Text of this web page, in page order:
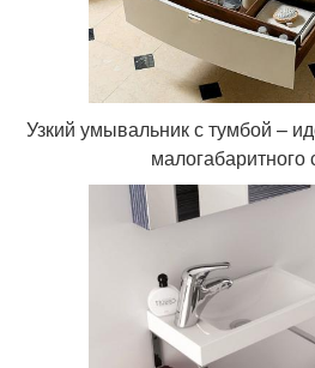
Узкий умывальник с тумбой –
малогабаритного